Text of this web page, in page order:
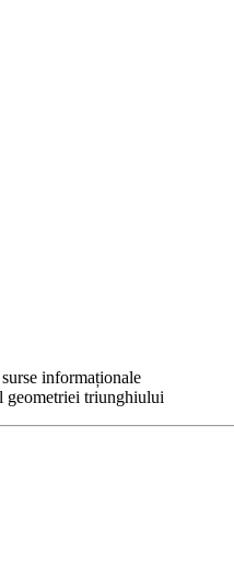
informaționale
geometriei triunghiului